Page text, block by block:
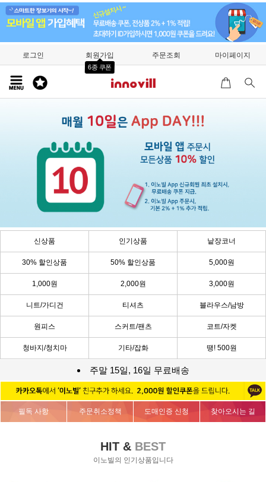
로그인 회원가입
6종 쿠폰
주문조회 마이페이지
신상품 인기상품 낱장코너
30% 할인상품 50% 할인상품 5,000원
1,000원 2,000원 3,000원
니트/가디건 티셔츠 블라우스/남방
원피스 스커트/팬츠 코트/자켓
청바지/청치마 기타/잡화 땡! 500원
주말 15일, 16일 무료배송
필독 사항 주문취소정책 도매인증 신청 찾아오시는 길
HIT & BEST
이노빌의 인기상품입니다